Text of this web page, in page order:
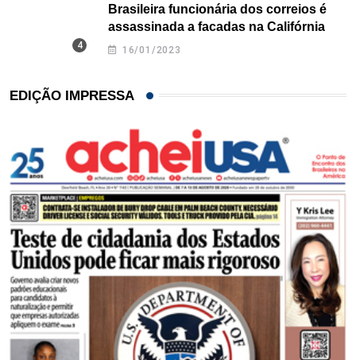
Brasileira funcionária dos correios é
assassinada a facadas na Califórnia
16/01/2023
EDIÇÃO IMPRESSA